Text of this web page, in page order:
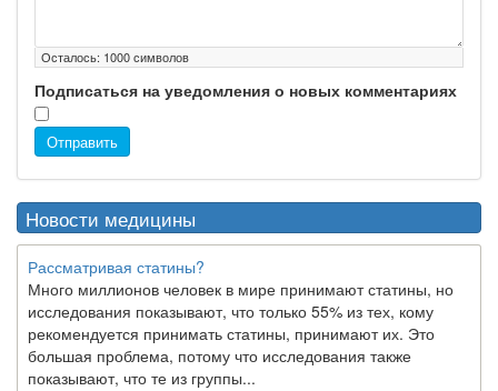
Осталось: 1000символов
Подписаться на уведомления о новых комментариях
Отправить
Новости медицины
Рассматривая статины?
Много миллионов человек в мире принимают статины, но
исследования показывают, что только 55% из тех, кому
рекомендуется принимать статины, принимают их. Это
большая проблема, потому что исследования также
показывают, что те из группы...